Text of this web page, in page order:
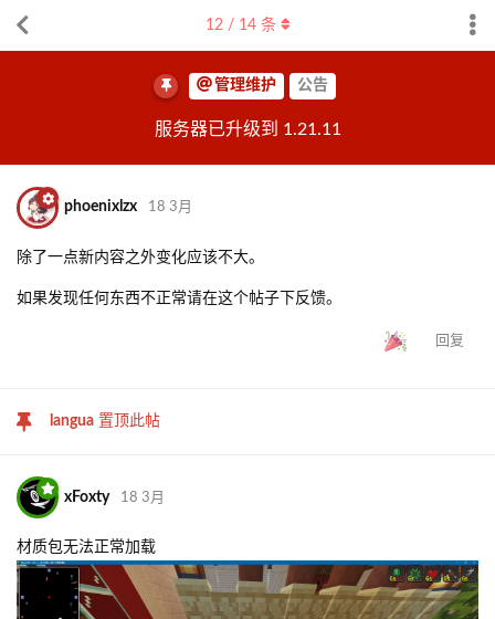
管理维护 公告
服务器已升级到 1.21.11
12/ 14条
phoenixlzx 18 3月
除了一点新内容之外变化应该不大。
如果发现任何东西不正常请在这个帖子下反馈。
回复
langua 置顶此帖
xFoxty 18 3月
材质包无法正常加载